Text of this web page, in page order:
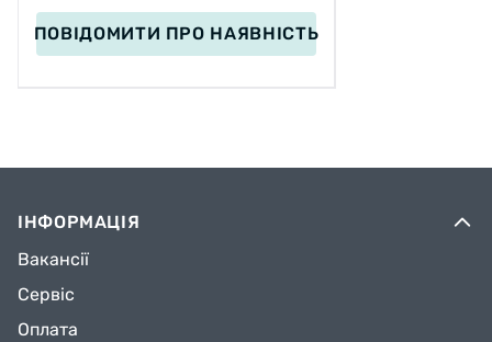
ПОВІДОМИТИ ПРО НАЯВНІСТЬ
ІНФОРМАЦІЯ
Вакансії
Сервіс
Оплата